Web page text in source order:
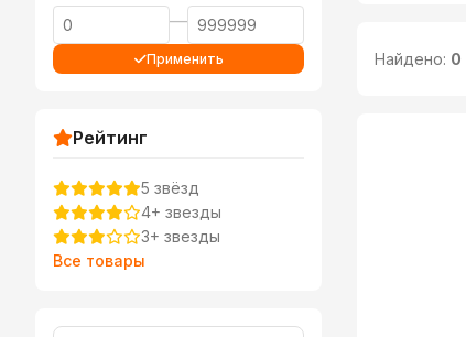
—
Применить
Рейтинг
5 звёзд
4+ звезды
3+ звезды
Все товары
Найдено: 0